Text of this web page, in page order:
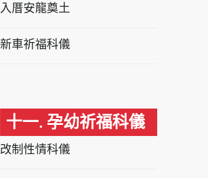
入厝安龍奠土
新車祈福科儀
十一. 孕幼祈福科儀
改制性情科儀